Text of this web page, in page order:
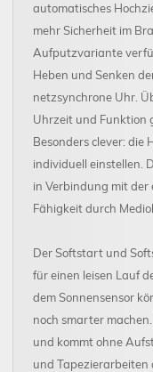
automatisches
mehr Sicherheit im
Aufputzvariante
Heben und Senken
netzsynchrone Uhr.
Uhrzeit und Funktion
Besonders clever: die
individuell einstellen.
in Verbindung mit der
Fähigkeit durch
Der Softstart und
für einen leisen Lauf
dem Sonnensensor
noch smarter
und kommt ohne
und Tapezierarbeiten